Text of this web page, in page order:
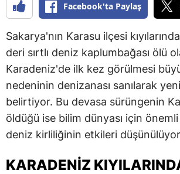
Facebook'ta Paylaş
Sakarya'nın Karasu ilçesi
deri sırtlı deniz kaplumbağası ölü
Karadeniz'de ilk kez görülmesi
nedeninin denizanası sanılarak
belirtiyor. Bu devasa sürüngenin
öldüğü ise bilim dünyası için
deniz kirliliğinin etkileri
KARADENIZ